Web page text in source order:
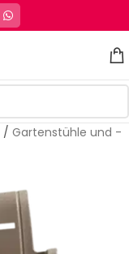
/ Gartenstühle und -